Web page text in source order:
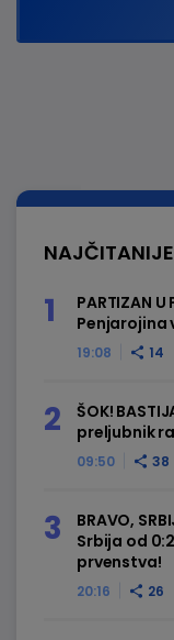
NAJČITANIJE
19:08 14
PARTIZAN U
Penjarojina
09:50 38
ŠOK!
preljubnik
20:16 26
BRAVO,
Srbija od
prvenstva!